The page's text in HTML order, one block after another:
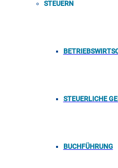
STEUERN
STEUERLICHE
BUCHFÜHRUNG